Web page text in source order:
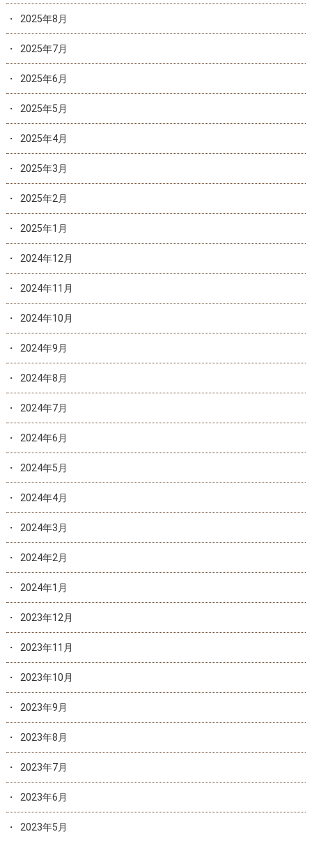
2025年8月
2025年7月
2025年6月
2025年5月
2025年4月
2025年3月
2025年2月
2025年1月
2024年12月
2024年11月
2024年10月
2024年9月
2024年8月
2024年7月
2024年6月
2024年5月
2024年4月
2024年3月
2024年2月
2024年1月
2023年12月
2023年11月
2023年10月
2023年9月
2023年8月
2023年7月
2023年6月
2023年5月